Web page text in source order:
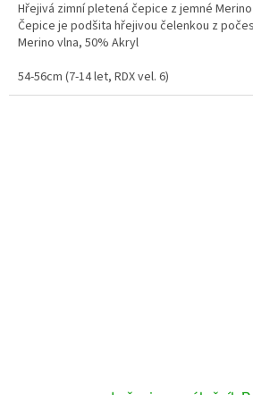
Hřejivá zimní pletená čepice z jemné
Čepice je podšita hřejivou čelenkou z
Merino vlna, 50% Akryl
54-56cm (7-14 let, RDX vel. 6)